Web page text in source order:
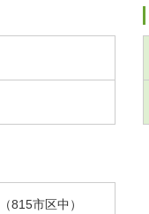
815市区中）